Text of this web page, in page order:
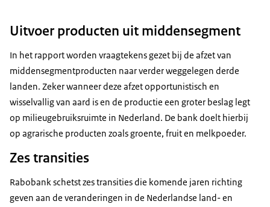
Uitvoer producten uit middensegment
In het rapport worden vraagtekens gezet bij de afzet van
middensegmentproducten naar verder weggelegen derde
landen. Zeker wanneer deze afzet opportunistisch en
wisselvallig van aard is en de productie een groter beslag legt
op milieugebruiksruimte in Nederland. De bank doelt hierbij
op agrarische producten zoals groente, fruit en melkpoeder.
Zes transities
Rabobank schetst zes transities die komende jaren richting
geven aan de veranderingen in de Nederlandse land- en